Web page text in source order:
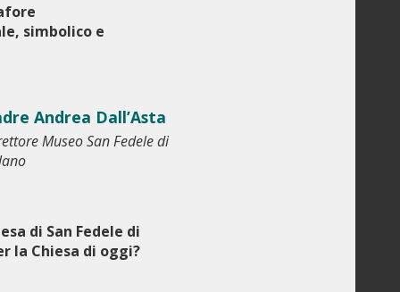
simbolico e
Andrea Dall’Asta
Museo San Fedele di
di San Fedele di
la Chiesa di oggi?